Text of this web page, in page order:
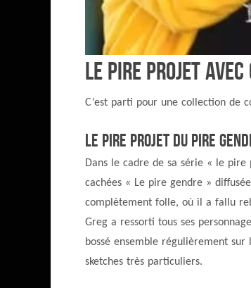
Le pire projet
C’est parti pour une collection de
Le pire projet du pire
Dans le cadre de sa série « le
cachées « Le pire gendre »
complètement folle, où il a fallu
Greg a ressorti tous ses
bossé ensemble régulièrement
sketches très particuliers.